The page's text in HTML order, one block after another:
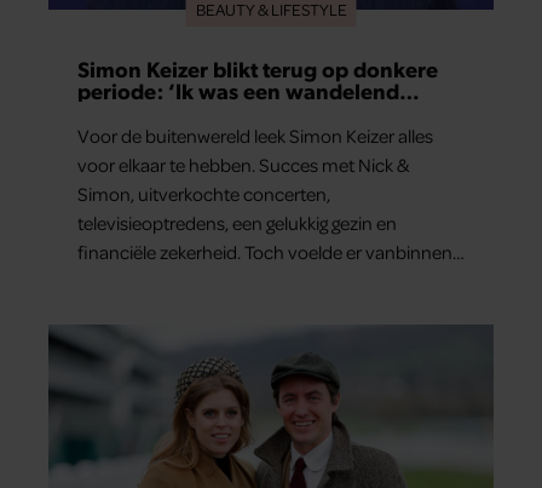
BEAUTY & LIFESTYLE
Simon Keizer blikt terug op donkere
periode: ‘Ik was een wandelend
Voor de buitenwereld leek Simon Keizer alles
voor elkaar te hebben. Succes met Nick &
Simon, uitverkochte concerten,
televisieoptredens, een gelukkig gezin en
financiële zekerheid. Toch voelde er vanbinnen
dat hij lange tijd vooral overleefde en steeds
verder van zijn gevoel verwijderd raakte.